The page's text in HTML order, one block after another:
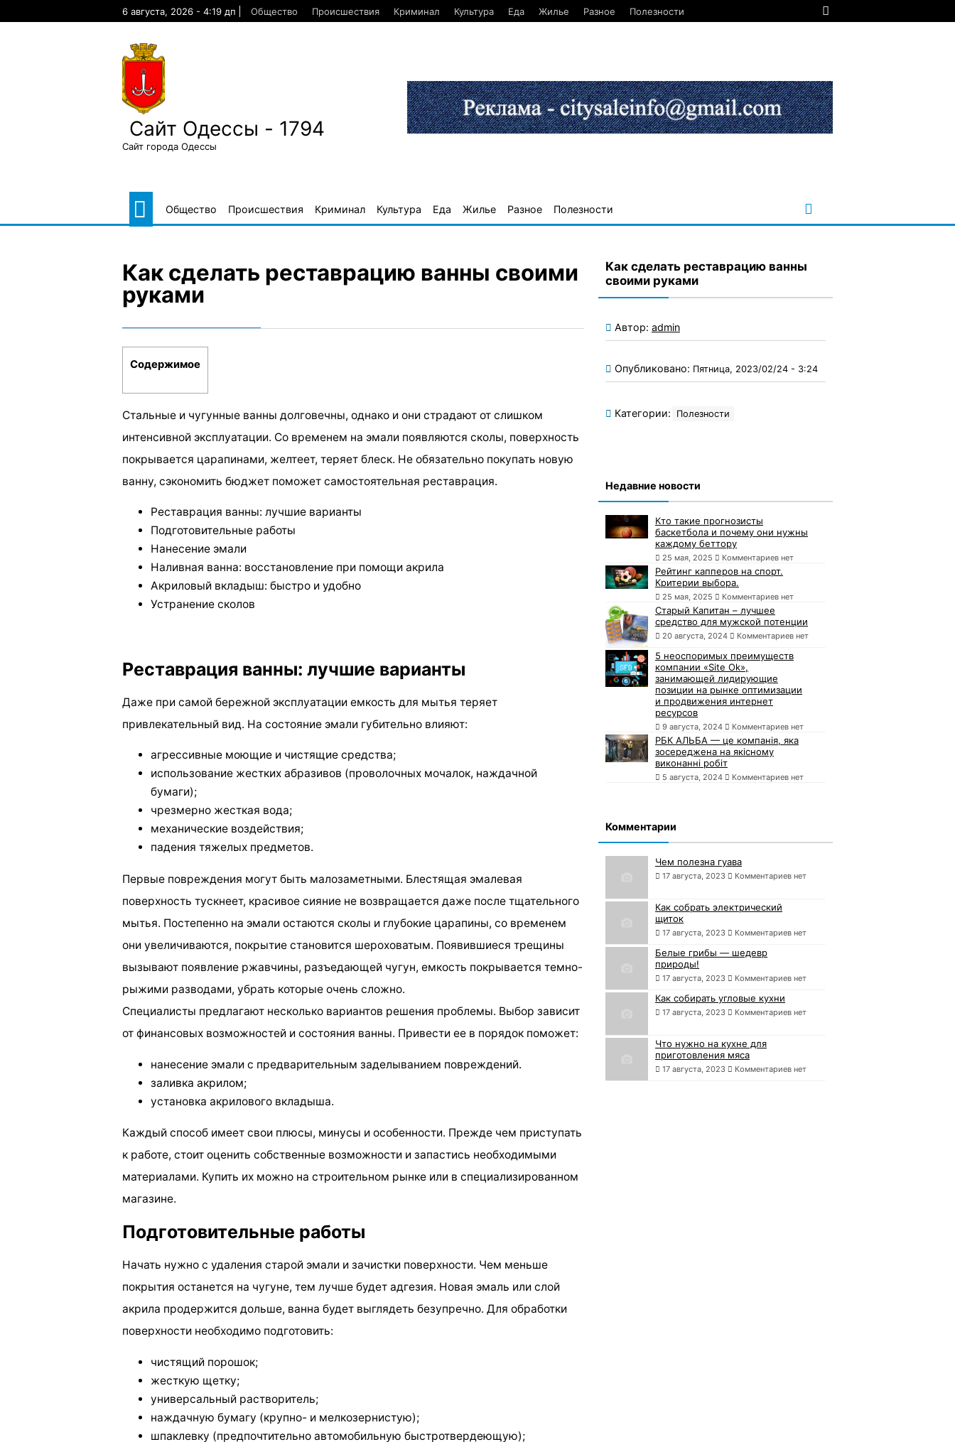
6 августа, 2026 - 4:19 дп Общество Происшествия Криминал Культура Еда Жилье Разное Полезности
Сайт Одессы - 1794
Сайт города Одессы
Общество Происшествия Криминал Культура Еда Жилье Разное Полезности
Как сделать реставрацию ванны своими
руками
Содержимое
Стальные и чугунные ванны долговечны, однако и они страдают от слишком
интенсивной эксплуатации. Со временем на эмали появляются сколы, поверхность
покрывается царапинами, желтеет, теряет блеск. Не обязательно покупать новую
ванну, сэкономить бюджет поможет самостоятельная реставрация.
Реставрация ванны: лучшие варианты
Подготовительные работы
Нанесение эмали
Наливная ванна: восстановление при помощи акрила
Акриловый вкладыш: быстро и удобно
Устранение сколов
Реставрация ванны: лучшие варианты
Даже при самой бережной эксплуатации емкость для мытья теряет
привлекательный вид. На состояние эмали губительно влияют:
агрессивные моющие и чистящие средства;
использование жестких абразивов (проволочных мочалок, наждачной
бумаги);
чрезмерно жесткая вода;
механические воздействия;
падения тяжелых предметов.
Первые повреждения могут быть малозаметными. Блестящая эмалевая
поверхность тускнеет, красивое сияние не возвращается даже после тщательного
мытья. Постепенно на эмали остаются сколы и глубокие царапины, со временем
они увеличиваются, покрытие становится шероховатым. Появившиеся трещины
вызывают появление ржавчины, разъедающей чугун, емкость покрывается темно-
рыжими разводами, убрать которые очень сложно.
Специалисты предлагают несколько вариантов решения проблемы. Выбор зависит
от финансовых возможностей и состояния ванны. Привести ее в порядок поможет:
нанесение эмали с предварительным заделыванием повреждений.
заливка акрилом;
установка акрилового вкладыша.
Каждый способ имеет свои плюсы, минусы и особенности. Прежде чем приступать
к работе, стоит оценить собственные возможности и запастись необходимыми
материалами. Купить их можно на строительном рынке или в специализированном
магазине.
Подготовительные работы
Начать нужно с удаления старой эмали и зачистки поверхности. Чем меньше
покрытия останется на чугуне, тем лучше будет адгезия. Новая эмаль или слой
акрила продержится дольше, ванна будет выглядеть безупречно. Для обработки
поверхности необходимо подготовить:
чистящий порошок;
жесткую щетку;
универсальный растворитель;
наждачную бумагу (крупно- и мелкозернистую);
шпаклевку (предпочтительно автомобильную быстротвердеющую);
Как сделать реставрацию ванны
своими руками
Автор: admin
Опубликовано: Пятница, 2023/02/24 - 3:24
Категории: Полезности
Недавние новости
Кто такие прогнозисты
баскетбола и почему они нужны
каждому беттору
25 мая, 2025 Комментариев нет
Рейтинг капперов на спорт.
Критерии выбора.
25 мая, 2025 Комментариев нет
Старый Капитан – лучшее
средство для мужской потенции
20 августа, 2024 Комментариев нет
5 неоспоримых преимуществ
компании «Site Ok»,
занимающей лидирующие
позиции на рынке оптимизации
и продвижения интернет
ресурсов
9 августа, 2024 Комментариев нет
РБК АЛЬБА — це компанія, яка
зосереджена на якісному
виконанні робіт
5 августа, 2024 Комментариев нет
Комментарии
Чем полезна гуава
17 августа, 2023 Комментариев нет
Как собрать электрический
щиток
17 августа, 2023 Комментариев нет
Белые грибы — шедевр
природы!
17 августа, 2023 Комментариев нет
Как собирать угловые кухни
17 августа, 2023 Комментариев нет
Что нужно на кухне для
приготовления мяса
17 августа, 2023 Комментариев нет